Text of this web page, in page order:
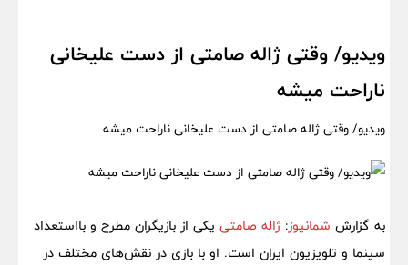
ویدیو/ وقتی ژاله صامتی از دست علیخانی
ناراحت میشه
ویدیو/ وقتی ژاله صامتی از دست علیخانی ناراحت میشه
به گزارش شمانیوز: ژاله صامتی یکی از بازیگران مطرح و بااستعداد
سینما و تلویزیون ایران است. او با بازی در نقش‌های مختلف در